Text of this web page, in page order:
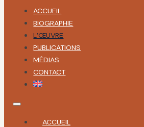
ACCUEIL
BIOGRAPHIE
L’ŒUVRE
PUBLICATIONS
MÉDIAS
CONTACT
ACCUEIL